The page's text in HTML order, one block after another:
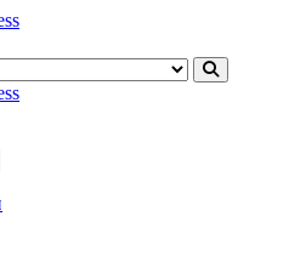
Узбекистан, книги, учебники на